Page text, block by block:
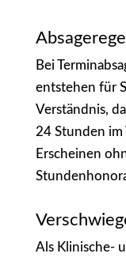
Bei
entstehen für
Verständnis,
24 Stunden
Erscheinen
Als Klinische-